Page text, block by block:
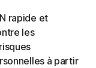
rapide et
les
à partir